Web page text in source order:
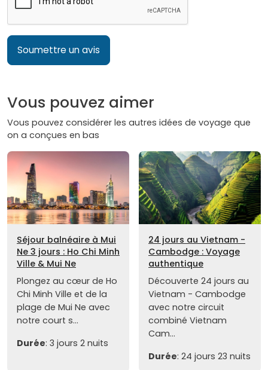
Soumettre un avis
Vous pouvez aimer
Vous pouvez considérer les autres idées de voyage que
on a conçues en bas
Séjour balnéaire à Mui
Ne 3 jours : Ho Chi Minh
Ville & Mui Ne
Plongez au cœur de Ho
Chi Minh Ville et de la
plage de Mui Ne avec
notre court s...
Durée: 3 jours 2 nuits
24 jours au Vietnam -
Cambodge : Voyage
authentique
Découverte 24 jours au
Vietnam - Cambodge
avec notre circuit
combiné Vietnam
Cam...
Durée: 24 jours 23 nuits